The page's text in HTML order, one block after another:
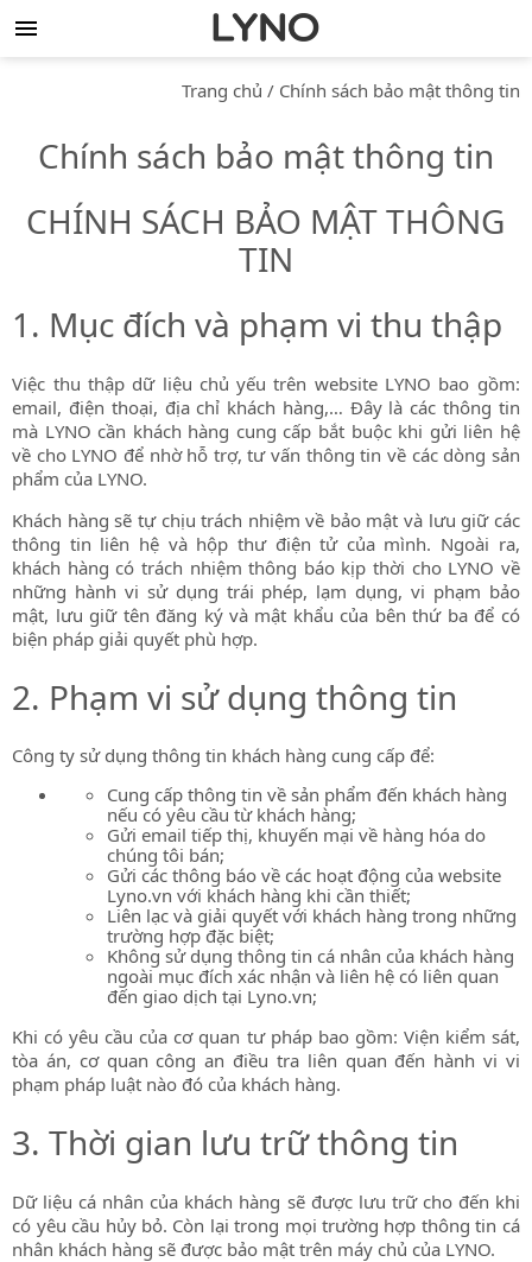
Trang chủ / Chính sách bảo mật thông tin
Chính sách bảo mật thông tin
CHÍNH SÁCH BẢO MẬT THÔNG
TIN
1. Mục đích và phạm vi thu thập
Việc thu thập dữ liệu chủ yếu trên website LYNO bao gồm:
email, điện thoại, địa chỉ khách hàng,… Đây là các thông tin
mà LYNO cần khách hàng cung cấp bắt buộc khi gửi liên hệ
về cho LYNO để nhờ hỗ trợ, tư vấn thông tin về các dòng sản
phẩm của LYNO.
Khách hàng sẽ tự chịu trách nhiệm về bảo mật và lưu giữ các
thông tin liên hệ và hộp thư điện tử của mình. Ngoài ra,
khách hàng có trách nhiệm thông báo kịp thời cho LYNO về
những hành vi sử dụng trái phép, lạm dụng, vi phạm bảo
mật, lưu giữ tên đăng ký và mật khẩu của bên thứ ba để có
biện pháp giải quyết phù hợp.
2. Phạm vi sử dụng thông tin
Công ty sử dụng thông tin khách hàng cung cấp để:
Cung cấp thông tin về sản phẩm đến khách hàng
nếu có yêu cầu từ khách hàng;
Gửi email tiếp thị, khuyến mại về hàng hóa do
chúng tôi bán;
Gửi các thông báo về các hoạt động của website
Lyno.vn với khách hàng khi cần thiết;
Liên lạc và giải quyết với khách hàng trong những
trường hợp đặc biệt;
Không sử dụng thông tin cá nhân của khách hàng
ngoài mục đích xác nhận và liên hệ có liên quan
đến giao dịch tại Lyno.vn;
Khi có yêu cầu của cơ quan tư pháp bao gồm: Viện kiểm sát,
tòa án, cơ quan công an điều tra liên quan đến hành vi vi
phạm pháp luật nào đó của khách hàng.
3. Thời gian lưu trữ thông tin
Dữ liệu cá nhân của khách hàng sẽ được lưu trữ cho đến khi
có yêu cầu hủy bỏ. Còn lại trong mọi trường hợp thông tin cá
nhân khách hàng sẽ được bảo mật trên máy chủ của LYNO.